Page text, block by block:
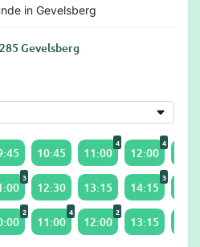
in Gevelsberg
Gevelsberg
10:45 11:00
4
12:00
4
3
12:30 13:15 14:15
3
2
11:00
4
12:00
2
13:15